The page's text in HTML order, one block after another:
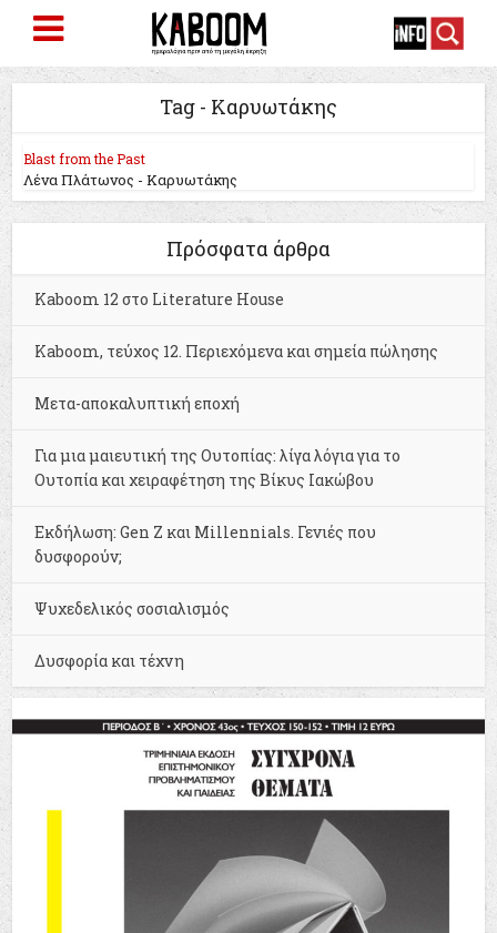
Tag - Καρυωτάκης
Blast from the Past
Λένα Πλάτωνος - Καρυωτάκης
Πρόσφατα άρθρα
Kaboom 12 στο Literature House
Kaboom, τεύχος 12. Περιεχόμενα και σημεία πώλησης
Μετα-αποκαλυπτική εποχή
Για μια μαιευτική της Ουτοπίας: λίγα λόγια για το
Ουτοπία και χειραφέτηση της Βίκυς Ιακώβου
Εκδήλωση: Gen Z και Millennials. Γενιές που
δυσφορούν;
Ψυχεδελικός σοσιαλισμός
Δυσφορία και τέχνη